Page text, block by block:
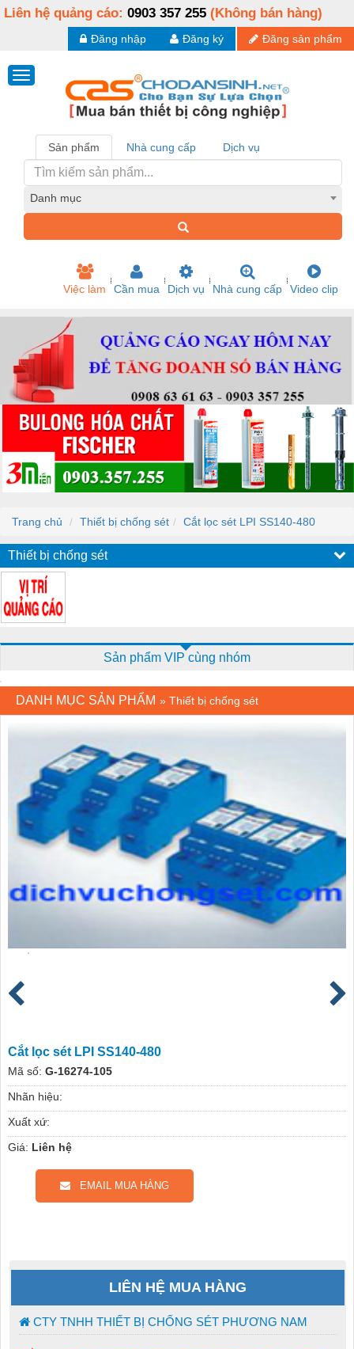
Liên hệ quảng cáo: 0903 357 255 (Không bán hàng)
Đăng sản phẩm
Đăng ký
Đăng nhập
Sản phẩm Nhà cung cấp Dịch vụ
Danh mục
Việc làm Cần mua Dịch vụ Nhà cung cấp Video clip
Trang chủ Thiết bị chống sét Cắt lọc sét LPI SS140-480
Thiết bị chống sét
Sản phẩm VIP cùng nhóm
DANH MỤC SẢN PHẨM » Thiết bị chống sét
Cắt lọc sét LPI SS140-480
Mã số: G-16274-105
Nhãn hiệu:
Xuất xứ:
Giá: Liên hệ
EMAIL MUA HÀNG
LIÊN HỆ MUA HÀNG
CTY TNHH THIẾT BỊ CHỐNG SÉT PHƯƠNG NAM